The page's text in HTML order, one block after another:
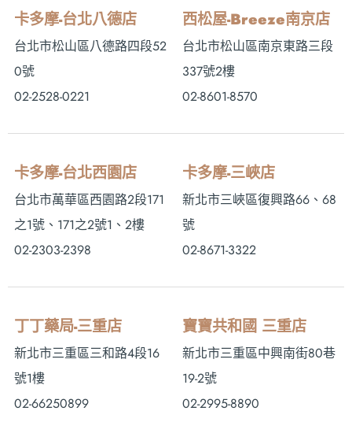
卡多摩-台北八德店
台北市松山區八德路四段52
0號
02-2528-0221
西松屋-Breeze南京店
台北市松山區南京東路三段
337號2樓
02-8601-8570
卡多摩-台北西園店
台北市萬華區西園路2段171
之1號、171之2號1、2樓
02-2303-2398
卡多摩-三峽店
新北市三峽區復興路66、68
號
02-8671-3322
丁丁藥局-三重店
新北市三重區三和路4段16
號1樓
02-66250899
寶寶共和國 三重店
新北市三重區中興南街80巷
19-2號
02-2995-8890